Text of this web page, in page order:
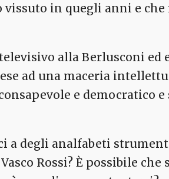
in quegli anni e
alla Berlusconi ed
ad una maceria
e democratico
a degli analfabeti
Rossi? È possibile che